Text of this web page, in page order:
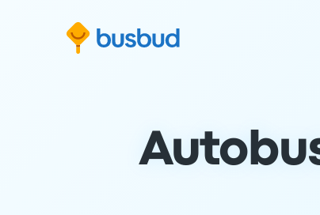
formulaire de recherche
Aller au contenu
Aller au pied de page